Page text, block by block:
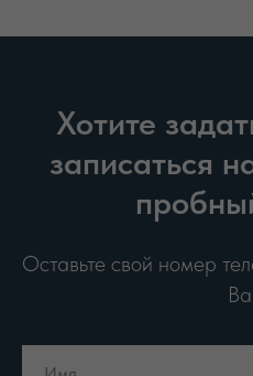
Хотите
записаться
Оставьте свой номер